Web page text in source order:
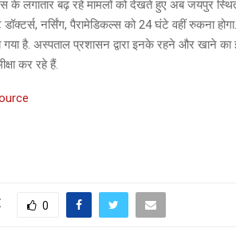
के लगातार बढ़ रहे मामलों को देखते हुए अब जयपुर
नर्सिंग, पैरामेडिकल्स को 24 घंटे वहीं रुकना
गया है. अस्पताल प्रशासन द्वारा इनके रहने और खाने
कर रहे हैं.
0